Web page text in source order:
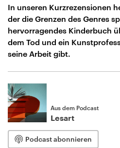
In unseren Kurzrezensionen
der die Grenzen des Genres
hervorragendes Kinderbuch
dem Tod und ein
seine Arbeit gibt.
Aus dem Podcast
Lesart
Podcast abonnieren